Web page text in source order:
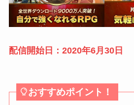
配信開始日：2020年6月30日
おすすめポイント！